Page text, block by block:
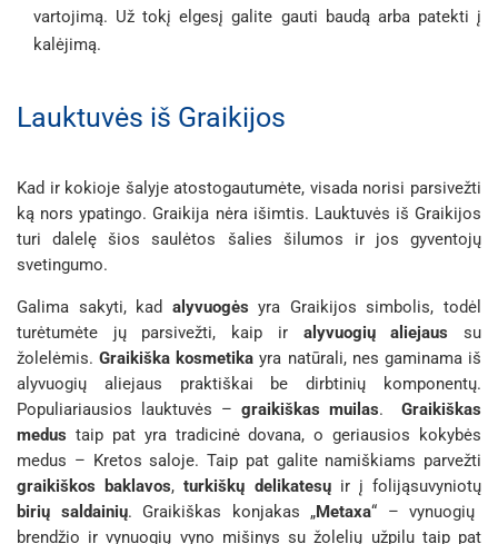
vartojimą. Už tokį elgesį galite gauti baudą arba patekti į
kalėjimą.
Lauktuvės iš Graikijos
Kad ir kokioje šalyje atostogautumėte, visada norisi parsivežti
ką nors ypatingo. Graikija nėra išimtis. Lauktuvės iš Graikijos
turi dalelę šios saulėtos šalies šilumos ir jos gyventojų
svetingumo.
Galima sakyti, kad alyvuogės yra Graikijos simbolis, todėl
turėtumėte jų parsivežti, kaip ir alyvuogių aliejaus su
žolelėmis.Graikiška kosmetika yra natūrali, nes gaminama iš
alyvuogių aliejaus praktiškai be dirbtinių komponentų.
Populiariausios lauktuvės – graikiškas muilas. Graikiškas
medus taip pat yra tradicinė dovana, o geriausios kokybės
medus – Kretos saloje. Taip pat galite namiškiams parvežti
graikiškos baklavos,turkiškų delikatesųir į folijąsuvyniotų
birių saldainių. Graikiškas konjakas „Metaxa“ – vynuogių
brendžio ir vynuogių vyno mišinys su žolelių užpilu taip pat